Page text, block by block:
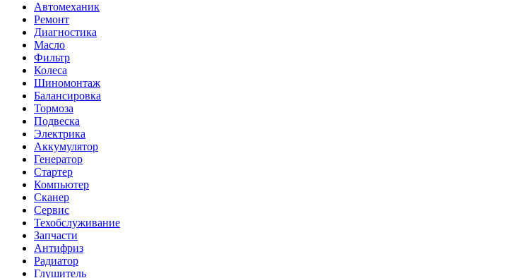
Автомеханик
Ремонт
Диагностика
Масло
Фильтр
Колеса
Шиномонтаж
Балансировка
Тормоза
Подвеска
Электрика
Аккумулятор
Генератор
Стартер
Компьютер
Сканер
Сервис
Техобслуживание
Запчасти
Антифриз
Радиатор
Глушитель